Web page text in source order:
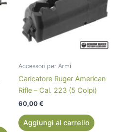
Accessori per Armi
Caricatore Ruger American
Rifle – Cal. 223 (5 Colpi)
60,00€
Aggiungi al carrello